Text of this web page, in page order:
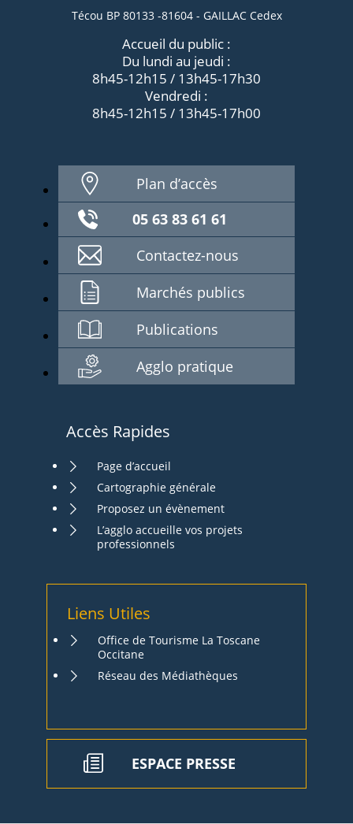
Técou BP 80133 -81604 - GAILLAC Cedex
Accueil du public :
Du lundi au jeudi :
8h45-12h15 / 13h45-17h30
Vendredi :
8h45-12h15 / 13h45-17h00
Plan d’accès
05 63 83 61 61
Contactez-nous
Marchés publics
Publications
Agglo pratique
Accès Rapides
Page d’accueil
Cartographie générale
Proposez un évènement
L’agglo accueille vos projets
professionnels
Liens Utiles
Office de Tourisme La Toscane
Occitane
Réseau des Médiathèques
ESPACE PRESSE